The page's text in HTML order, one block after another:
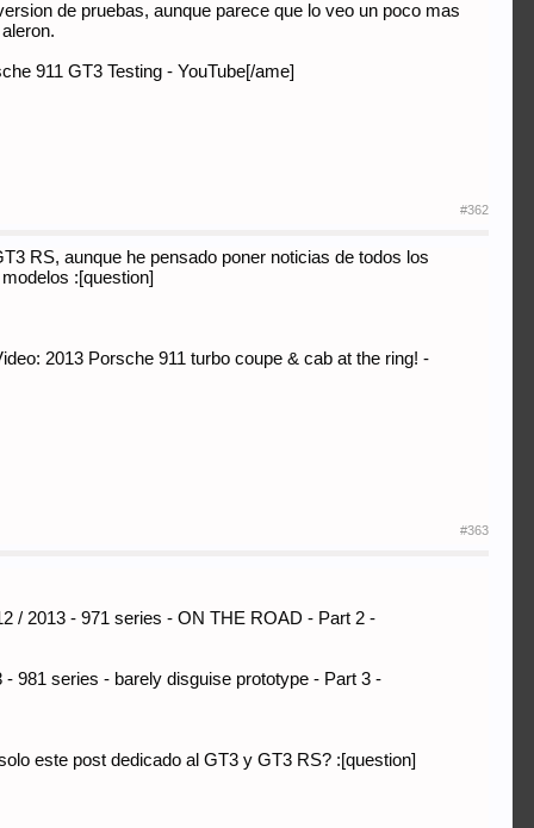
de pruebas, aunque parece que lo veo un poco mas
911 GT3 Testing - YouTube[/ame]
#362
RS, aunque he pensado poner noticias de todos los
:[question]
2013 Porsche 911 turbo coupe & cab at the ring! -
#363
/ 2013 - 971 series - ON THE ROAD - Part 2 -
981 series - barely disguise prototype - Part 3 -
este post dedicado al GT3 y GT3 RS? :[question]